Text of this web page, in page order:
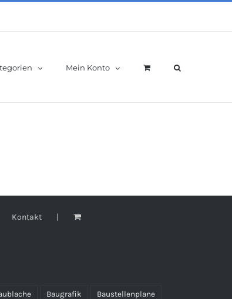
Mein Konto
Kontakt
Baugrafik Baustellenplane